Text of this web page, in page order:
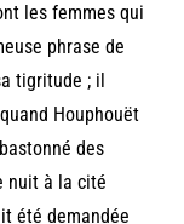
les femmes qui
phrase de
tigritude ; il
Houphouët
des
nuit à la cité
été demandée